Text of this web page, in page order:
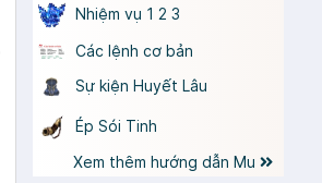
Nhiệm vụ 1 2 3
Các lệnh cơ bản
Sự kiện Huyết Lâu
Ép Sói Tinh
Xem thêm hướng dẫn Mu